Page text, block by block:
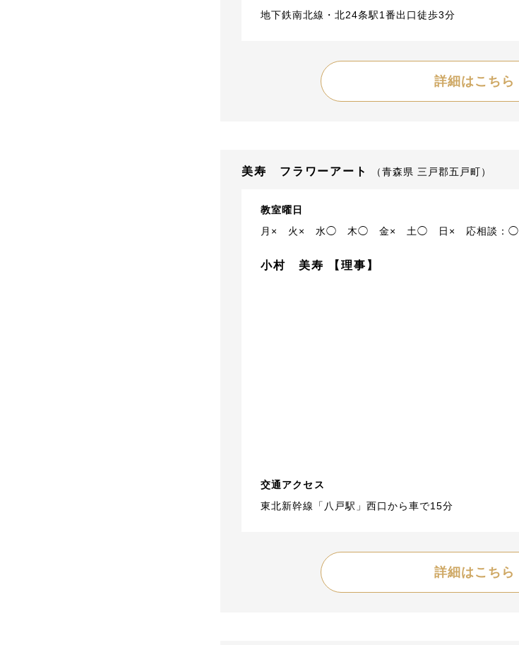
地下鉄南北線・北24条駅1番出口徒歩3分
詳細はこちら
美寿 フラワーアート （青森県 三戸郡五戸町）
教室曜日
月×
火× 水◯ 木◯ 金× 土◯ 日× 応相談：◯
小村 美寿 【理事】
交通アクセス
東北新幹線「八戸駅」西口から車で15分
詳細はこちら